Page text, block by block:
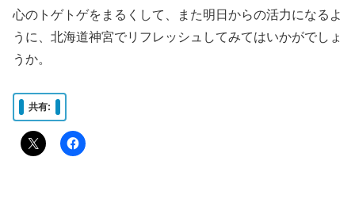
心のトゲトゲをまるくして、また明日からの活力になるよ
うに、北海道神宮でリフレッシュしてみてはいかがでしょ
うか。
共有: